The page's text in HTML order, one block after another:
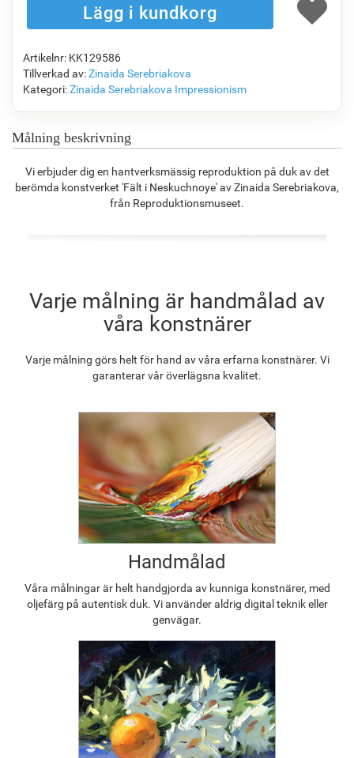
F7034-296 F6731-224
1 402.09
1 300.48kr 1 010.01kr 1 456.15kr 1 310.80kr
Artikelnr: KK129586
Tillverkad av:Zinaida Serebriakova
Kategori:Zinaida Serebriakova Impressionism
Målning beskrivning
Vi erbjuder dig en hantverksmässig reproduktion på duk av det
berömda konstverket 'Fält i Neskuchnoye' av Zinaida Serebriakova,
från Reproduktionsmuseet.
Varje målning är handmålad av
våra konstnärer
Varje målning görs helt för hand av våra erfarna konstnärer. Vi
garanterar vår överlägsna kvalitet.
Handmålad
Våra målningar är helt handgjorda av kunniga konstnärer, med
oljefärg på autentisk duk. Vi använder aldrig digital teknik eller
genvägar.